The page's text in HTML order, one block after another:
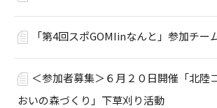
「第4回スポGOMIinなんと」参加チー
＜参加者募集＞６月２０日開催「北陸
おいの森づくり」下草刈り活動